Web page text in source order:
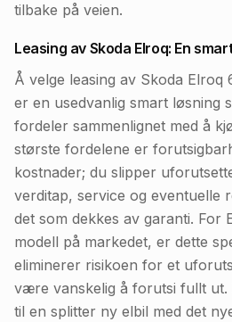
tilbake på veien.
Leasing av Skoda Elroq: En
Å velge leasing av Skoda Elroq
er en usedvanlig smart løsning
fordeler sammenlignet med å
største fordelene er
kostnader; du slipper
verditap, service og eventuelle
det som dekkes av garanti. For
modell på markedet, er dette
eliminerer risikoen for et
være vanskelig å forutsi fullt ut.
til en splitter ny elbil med det